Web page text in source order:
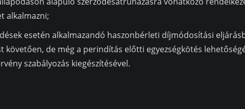
alkalmazni;
esetén alkalmazandó haszonbérleti díjmódosítási
követően, de még a perindítás előtti egyezségkötés
szabályozás kiegészítésével.